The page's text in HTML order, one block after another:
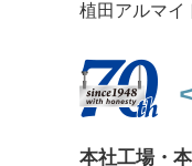
植田アルマイ
本社工場・